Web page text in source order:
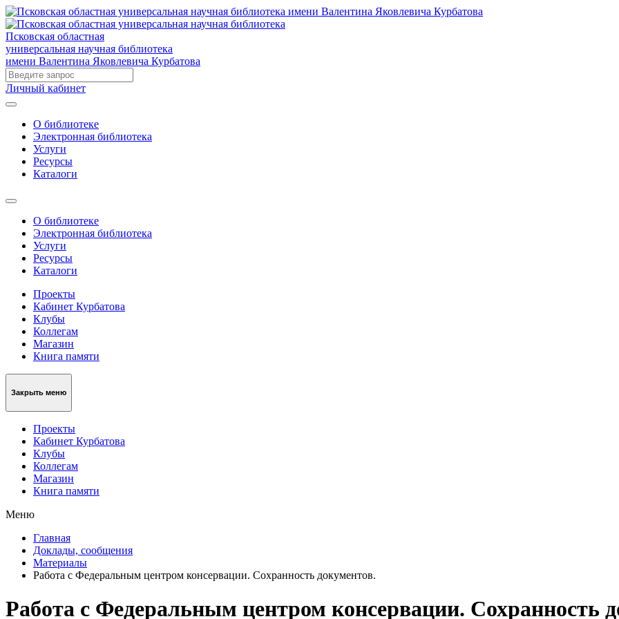
Псковская областная
универсальная научная библиотека
имени Валентина Яковлевича Курбатова
Личный кабинет
О библиотеке
Электронная библиотека
Услуги
Ресурсы
Каталоги
О библиотеке
Электронная библиотека
Услуги
Ресурсы
Каталоги
Проекты
Кабинет Курбатова
Клубы
Коллегам
Магазин
Книга памяти
Закрыть меню
Проекты
Кабинет Курбатова
Клубы
Коллегам
Магазин
Книга памяти
Меню
Главная
Доклады, сообщения
Материалы
Работа с Федеральным центром консервации. Сохранность документов.
Работа с Федеральным центром консервации. Сохранность